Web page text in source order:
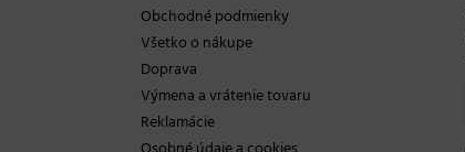
Obchodné podmienky
Všetko o nákupe
Doprava
Výmena a vrátenie tovaru
Reklamácie